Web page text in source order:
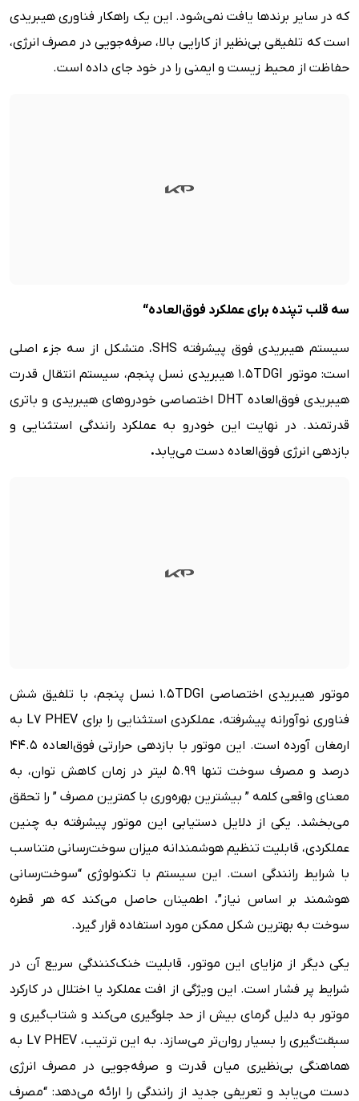
که در سایر برندها یافت نمی‌شود. این یک راهکار فناوری هیبریدی
است که تلفیقی بی‌نظیر از کارایی بالا، صرفه‌جویی در مصرف انرژی،
حفاظت از محیط زیست و ایمنی را در خود جای داده است.
سه قلب تپنده برای عملکرد فوق‌العاده“
سیستم هیبریدی فوق پیشرفته SHS، متشکل از سه جزء اصلی
است: موتور 1.5TDGI هیبریدی نسل پنجم، سیستم انتقال قدرت
هیبریدی فوق‌العاده DHT اختصاصی خودروهای هیبریدی و باتری
قدرتمند. در نهایت این خودرو به عملکرد رانندگی استثنایی و
بازدهی انرژی فوق‌العاده دست می‌یابد.
موتور هیبریدی اختصاصی 1.5TDGI نسل پنجم، با تلفیق شش
فناوری نوآورانه پیشرفته، عملکردی استثنایی را برای L7 PHEV به
ارمغان آورده است. این موتور با بازدهی حرارتی فوق‌العاده 44.5
درصد و مصرف سوخت تنها 5.99 لیتر در زمان کاهش توان، به
معنای واقعی کلمه ” بیشترین بهره‌وری با کمترین مصرف ” را تحقق
می‌بخشد. یکی از دلایل دستیابی این موتور پیشرفته به چنین
عملکردی، قابلیت تنظیم هوشمندانه میزان سوخت‌رسانی متناسب
با شرایط رانندگی است. این سیستم با تکنولوژی “سوخت‌رسانی
هوشمند بر اساس نیاز”، اطمینان حاصل می‌کند که هر قطره
سوخت به بهترین شکل ممکن مورد استفاده قرار گیرد.
یکی دیگر از مزایای این موتور، قابلیت خنک‌کنندگی سریع آن در
شرایط پر فشار است. این ویژگی از افت عملکرد یا اختلال در کارکرد
موتور به دلیل گرمای بیش از حد جلوگیری می‌کند و شتاب‌گیری و
سبقت‌گیری را بسیار روان‌تر می‌سازد. به این ترتیب، L7 PHEV به
هماهنگی بی‌نظیری میان قدرت و صرفه‌جویی در مصرف انرژی
دست می‌یابد و تعریفی جدید از رانندگی را ارائه می‌دهد: “مصرف